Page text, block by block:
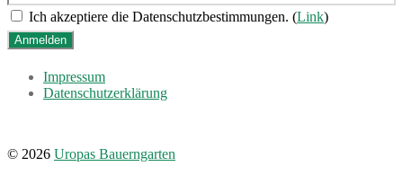
Ich akzeptiere die Datenschutzbestimmungen. (Link)
Impressum
Datenschutzerklärung
© 2026 Uropas Bauerngarten